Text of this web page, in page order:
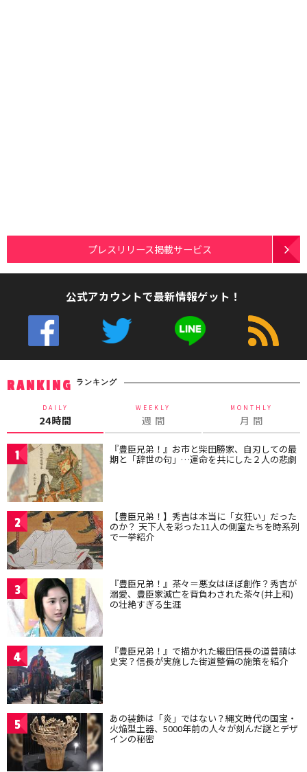
プレスリリース掲載サービス
公式アカウントで最新情報ゲット！
RANKING ランキング
DAILY
24時間
WEEKLY
週 間
MONTHLY
月 間
1 『豊臣兄弟！』お市と柴田勝家、自刃しての最
期と「辞世の句」…運命を共にした２人の悲劇
2 【豊臣兄弟！】秀吉は本当に「女狂い」だった
のか？ 天下人を彩った11人の側室たちを時系列
で一挙紹介
3 『豊臣兄弟！』茶々＝悪女はほぼ創作？秀吉が
溺愛、豊臣家滅亡を背負わされた茶々(井上和)
の壮絶すぎる生涯
4 『豊臣兄弟！』で描かれた織田信長の道普請は
史実？信長が実施した街道整備の施策を紹介
5 あの装飾は「炎」ではない？縄文時代の国宝・
火焔型土器、5000年前の人々が刻んだ謎とデザ
インの秘密